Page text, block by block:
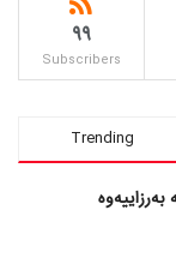
99
Subscribers
Trending